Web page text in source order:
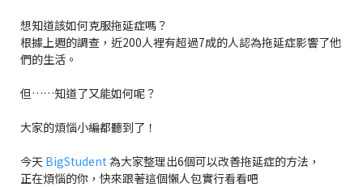
想知道該如何克服拖延症嗎？
根據上週的調查，近200人裡有超過7成的人認為拖延症影響了他
們的生活。
但……知道了又能如何呢？
大家的煩惱小編都聽到了！
今天 BigStudent 為大家整理出6個可以改善拖延症的方法，
正在煩惱的你，快來跟著這個懶人包實行看看吧